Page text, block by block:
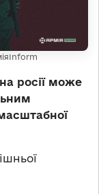
росії може